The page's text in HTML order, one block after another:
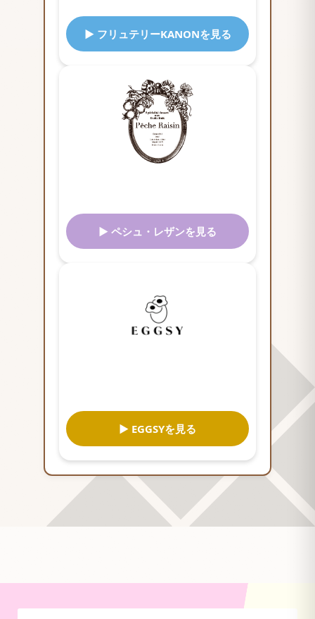
▶ フリュテリーKANONを見る
▶ ペシュ・レザンを見る
▶ EGGSYを見る